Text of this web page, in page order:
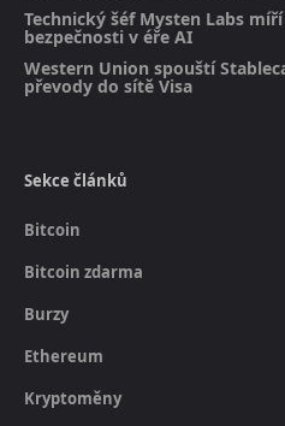
Technický šéf Mysten Labs
bezpečnosti v éře AI
Western Union spouští
převody do sítě Visa
Sekce článků
Bitcoin
Bitcoin zdarma
Burzy
Ethereum
Kryptoměny